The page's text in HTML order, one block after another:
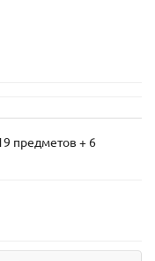
предметов + 6